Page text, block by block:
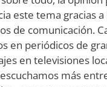
este tema gracias
de comunicación.
en periódicos de
en televisiones
más